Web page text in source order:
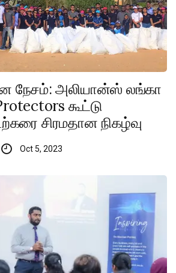
நேசம்: அலியான்ஸ் லங்கா
கூட்டு
சிரமதான நிகழ்வு
Oct 5, 2023